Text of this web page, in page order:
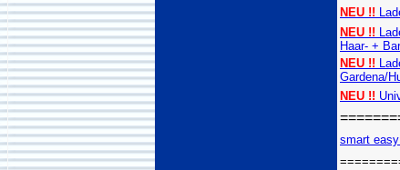
NEU !!
NEU !!
Haar- +
NEU !!
Gardena/
NEU !!
smart